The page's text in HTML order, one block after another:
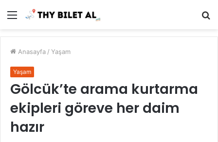
Menü
Anasayfa / Yaşam
Yaşam
Gölcük’te arama kurtarma
ekipleri göreve her daim
hazır